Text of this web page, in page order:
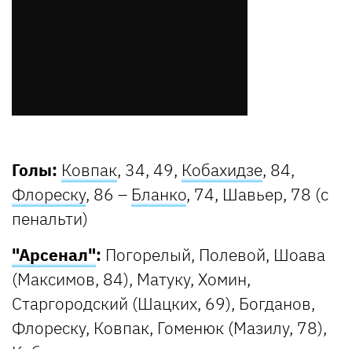
Голы: Ковпак, 34, 49, Кобахидзе, 84,
Флореску, 86 – Бланко, 74, Шавьер, 78 (с
пенальти)
"Арсенал": Погорелый, Полевой, Шоава
(Максимов, 84), Матуку, Хомин,
Старгородский (Шацких, 69), Богданов,
Флореску, Ковпак, Гоменюк (Мазилу, 78),